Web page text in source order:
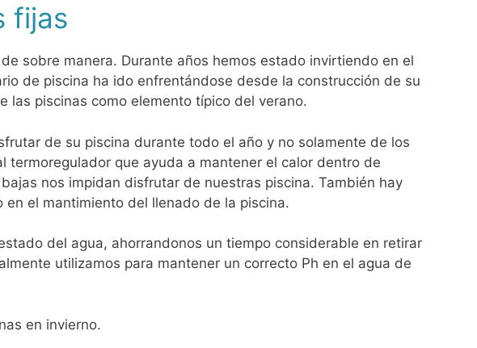
fijas
sobre manera. Durante años hemos estado invirtiendo en el
de piscina ha ido enfrentándose desde la construcción de su
las piscinas como elemento típico del verano.
de su piscina durante todo el año y no solamente de los
que ayuda a mantener el calor dentro de
nos impidan disfrutar de nuestras piscina. También hay
el mantimiento del llenado de la piscina.
del agua, ahorrandonos un tiempo considerable en retirar
utilizamos para mantener un correcto Ph en el agua de
en invierno.